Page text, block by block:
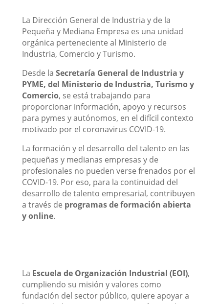
La Dirección General de Industria y de la
Pequeña y Mediana Empresa es una unidad
orgánica perteneciente al Ministerio de
Industria, Comercio y Turismo.
Desde la Secretaría General de Industria y
PYME, del Ministerio de Industria, Turismo y
Comercio, se está trabajando para
proporcionar información, apoyo y recursos
para pymes y autónomos, en el difícil contexto
motivado por el coronavirus COVID-19.
La formación y el desarrollo del talento en las
pequeñas y medianas empresas y de
profesionales no pueden verse frenados por el
COVID-19. Por eso, para la continuidad del
desarrollo de talento empresarial, contribuyen
a través de programas de formación abierta
y online.
La Escuela de Organización Industrial (EOI),
cumpliendo su misión y valores como
fundación del sector público, quiere apoyar a